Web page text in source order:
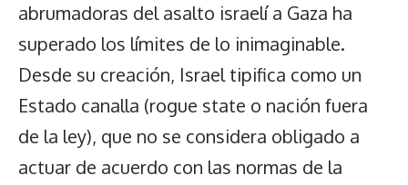
abrumadoras del asalto israelí a Gaza ha
superado los límites de lo inimaginable.
Desde su creación, Israel tipifica como un
Estado canalla (rogue state o nación fuera
de la ley), que no se considera obligado a
actuar de acuerdo con las normas de la